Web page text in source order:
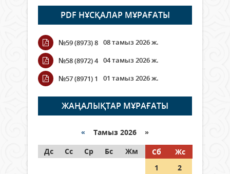
Open Air: Қызылорда облысы
полиция департаменті 20
мыңнан астам көрерменнің
қауіпсіздігін қамтамасыз етті
06 тамыз 2026 ж.
Wi-Fi ҚАБЫРҒА АРҚЫЛЫ ҚАЛАЙ
ӨТЕДІ?
06 тамыз 2026 ж. 266
граждане Казахстана,
05 тамыз 2026 ж. 147
PDF НҰСҚАЛАР МҰРАҒАТЫ
№59 (8973) 8 08 тамыз 2026 ж.
№58 (8972) 4 04 тамыз 2026 ж.
№57 (8971) 1
01 тамыз 2026 ж.
ЖАҢАЛЫҚТАР МҰРАҒАТЫ
« Тамыз 2026 »
Дс
Сс Ср Бс Жм Сб
Жс
1
2